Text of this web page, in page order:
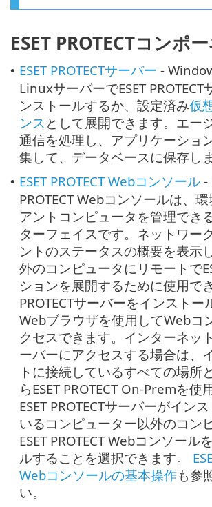
ESET PROTECTコンポ
• ESET PROTECTサーバー -
LinuxサーバーでESET PROTECT
ンストールするか、設定済み仮
ンス として展開できます。エー
通信を処理し、アプリケーショ
集して、データベースに保存しま
• ESET PROTECT Webコンソール -
PROTECT Webコンソールは、
アントコンピュータを管理でき
ターフェイスです。ネットワー
ントのステータスの概要を表示
外のコンピュータにリモートで
ションを展開するために使用で
PROTECTサーバーをインストー
Webブラウザを使用してWebコ
クセスできます。インターネッ
ーバーにアクセスする場合は、
トに接続しているすべての場所
らESET PROTECT On-Premを使
ESET PROTECTサーバーがイン
いるコンピューター以外のコン
ESET PROTECT Webコンソール
ルすることを選択できます。
Webコンソールの基本操作も参
い。